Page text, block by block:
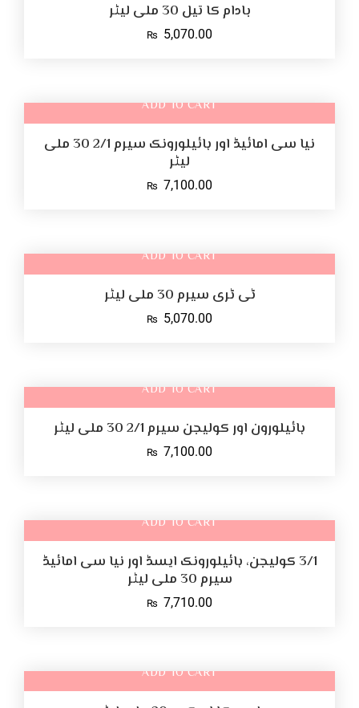
بادام کا تیل 30 ملی لیٹر
₨ 5,070.00
ADD TO CART
نیا سی امائیڈ اور ہائیلورونک سیرم 2/1 30 ملی
لیٹر
₨ 7,100.00
ADD TO CART
ٹی ٹری سیرم 30 ملی لیٹر
₨ 5,070.00
ADD TO CART
ہائیلورون اور کولیجن سیرم 2/1 30 ملی لیٹر
₨ 7,100.00
ADD TO CART
3/1 کولیجن، ہائیلورونک ایسڈ اور نیا سی امائیڈ
سیرم 30 ملی لیٹر
₨ 7,710.00
ADD TO CART